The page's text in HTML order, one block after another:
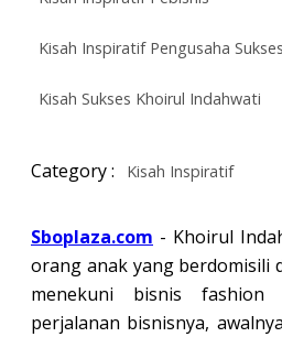
Kisah Inspiratif Pengusaha Sukses
Kisah Sukses Khoirul Indahwati
Category : Kisah Inspiratif
Sboplaza.com - Khoirul
orang anak yang berdomisili
menekuni bisnis fashion
perjalanan bisnisnya,